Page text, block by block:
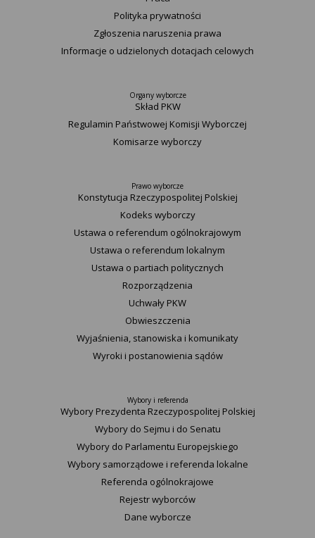
Polityka prywatności
Zgłoszenia naruszenia prawa
Informacje o udzielonych dotacjach celowych
Organy wyborcze
Skład PKW
Regulamin Państwowej Komisji Wyborczej
Komisarze wyborczy
Prawo wyborcze
Konstytucja Rzeczypospolitej Polskiej​
Kodeks wyborczy
Ustawa o referendum ogólnokrajowym
Ustawa o referendum lokalnym
Ustawa o partiach politycznych
Rozporządzenia
Uchwały PKW
Obwieszczenia
Wyjaśnienia, stanowiska i komunikaty
Wyroki i postanowienia sądów
Wybory i referenda
Wybory Prezydenta Rzeczypospolitej Polskiej
Wybory do Sejmu i do Senatu
Wybory do Parlamentu Europejskiego
Wybory samorządowe i referenda lokalne
Referenda ogólnokrajowe
Rejestr wyborców
Dane wyborcze